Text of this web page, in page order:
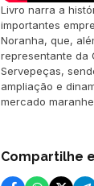
Livro narra a
importantes
Noranha, que,
representante da
Servepeças,
ampliação e
mercado
Compartilhe